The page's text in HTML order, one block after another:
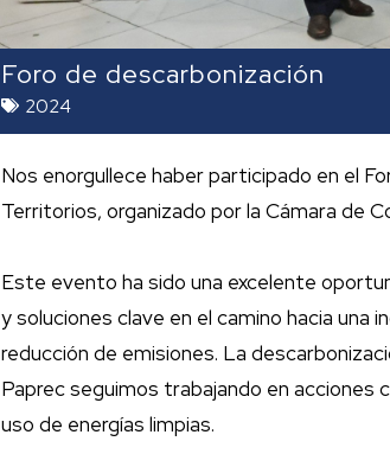
Foro de descarbonización
2024
Nos enorgullece haber participado en el
Territorios, organizado por la Cámara de
Este evento ha sido una excelente
y soluciones clave en el camino hacia
reducción de emisiones. La
Paprec seguimos trabajando en acciones
uso de energías limpias.